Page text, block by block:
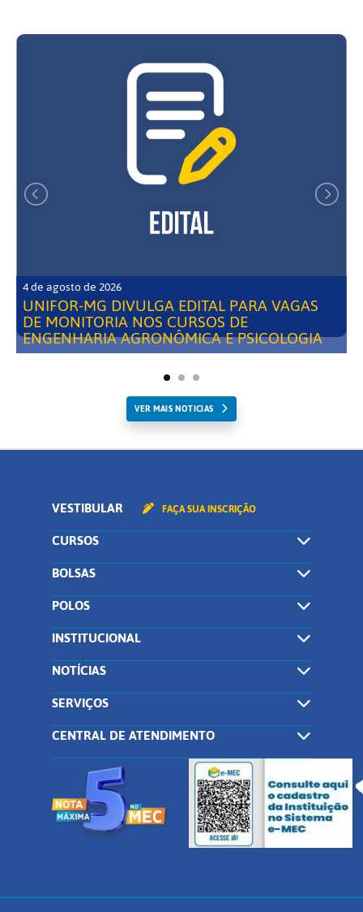
4 de agosto de 2026
UNIFOR-MG DIVULGA EDITAL PARA VAGAS
DE MONITORIA NOS CURSOS DE
ENGENHARIA AGRONÔMICA E PSICOLOGIA
VER MAIS NOTICIAS
VESTIBULAR FAÇA SUA INSCRIÇÃO
CURSOS
BOLSAS
POLOS
INSTITUCIONAL
NOTÍCIAS
SERVIÇOS
CENTRAL DE ATENDIMENTO